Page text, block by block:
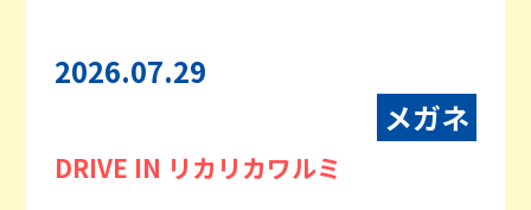
2026.07.29
メガネ
DRIVE IN リカリカワルミ